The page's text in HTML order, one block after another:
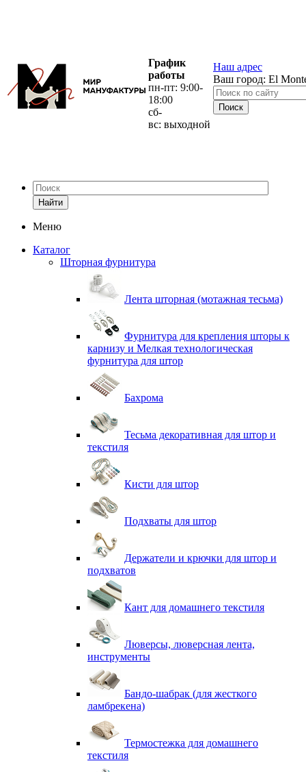
График
работы
пн-пт: 9:00-
18:00
сб-
вс: выходной
Наш адрес
Ваш город: El
Найти
Меню
Каталог
Шторная фурнитура
Лента шторная (мотажная тесьма)
Фурнитура для крепления шторы к
карнизу и Мелкая технологическая
фурнитура для штор
Бахрома
Тесьма декоративная для штор и
текстиля
Кисти для штор
Подхваты для штор
Держатели и крючки для штор и
подхватов
Кант для домашнего текстиля
Люверсы, люверсная лента,
инструменты
Бандо-шабрак (для жесткого
ламбрекена)
Термостежка для домашнего
текстиля